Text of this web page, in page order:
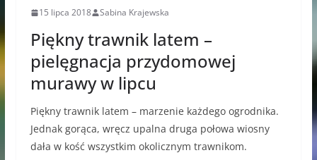
15 lipca 2018 Sabina Krajewska
Piękny trawnik latem –
pielęgnacja przydomowej
murawy w lipcu
Piękny trawnik latem – marzenie każdego ogrodnika.
Jednak gorąca, wręcz upalna druga połowa wiosny
dała w kość wszystkim okolicznym trawnikom.